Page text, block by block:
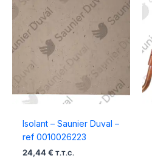
Isolant – Saunier Duval –
ref 0010026223
24,44 € T.T.C.